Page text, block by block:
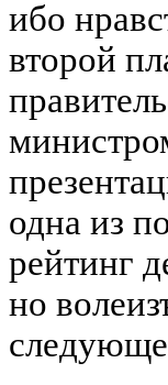
ибо
второй
одна из
рейтинг
но